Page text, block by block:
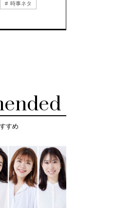
時事ネタ
すめ